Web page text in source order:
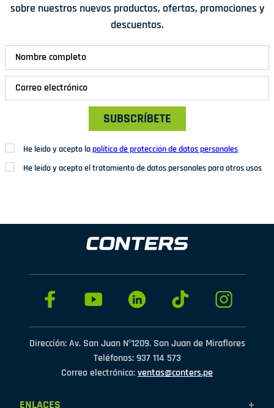
sobre nuestros nuevos productos, ofertas, promociones y
descuentos.
SUBSCRÍBETE
He leído y acepto lapolítica de protección de datos personales
He leído y acepto el tratamiento de datos personales para otros usos
Dirección: Av. San Juan Nº1209. San Juan de Miraflores
Teléfonos: 937 114 573
Correo electrónico:ventas@conters.pe
ENLACES +